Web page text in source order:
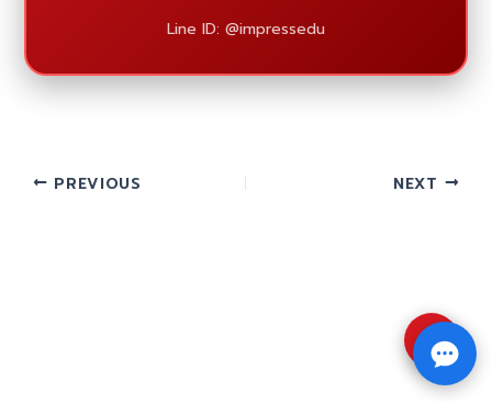
Line ID: @impressedu
PREVIOUS NEXT
⇧